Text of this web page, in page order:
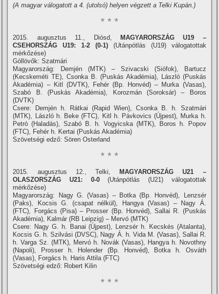
(A magyar válogatott a 4. (utolsó) helyen végzett a Telki Kupán.)
* * *
2015. augusztus 11., Diósd,
MAGYARORSZÁG U19 –
CSEHORSZÁG U19: 1-2 (0-1) (Utánpótlás (U19) válogatottak
mérkőzése)
Góllövők: Szatmári
Magyarország: Demjén (MTK) – Szivacski (Siófok), Bartucz
(Kecskeméti TE), Csonka B. (Puskás Akadémia), László (Puskás
Akadémia) – Kitl (DVTK), Fehér (Bp. Honvéd) – Murka (Vasas),
Szabó B. (Puskás Akadémia), Korozmán (Soroksár) – Boros
(DVTK)
Csere: Demjén h. Rátkai (Rapid Wien), Csonka B. h. Szatmári
(MTK), László h. Beke (FTC), Kitl h. Pávkovics (Újpest), Murka h.
Petró (Haladás), Szabó B. h. Vogyicska (MTK), Boros h. Popov
(FTC), Fehér h. Kertai (Puskás Akadémia)
Szövetségi edző: Sören Osterland
* * *
2015. augusztus 12., Telki,
MAGYARORSZÁG U21 –
OLASZORSZÁG U21: 0-0(Utánpótlás (U21) válogatottak
mérkőzése)
Magyarország: Nagy G. (Vasas) – Botka (Bp. Honvéd), Lenzsér
(Paks), Kocsis G. (csapat nélkül), Hangya (Vasas) – Nagy Á.
(FTC), Forgács (Pisa) – Prosser (Bp. Honvéd), Sallai R. (Puskás
Akadémia), Kalmár (RB Leipzig) – Mervó (MTK)
Csere: Nagy G. h. Banai (Újpest), Lenzsér h. Kecskés (Atalanta),
Kocsis G. h. Szilvási (DVSC), Nagy Á. h. Vida M. (Vasas), Sallai R.
h. Varga Sz. (MTK), Mervó h. Novák (Vasas), Hangya h. Novothny
(Napoli), Prosser h. Holender (Bp. Honvéd), Botka h. Osváth
(Vasas), Forgács h. Haris Attila (FTC)
Szövetségi edző: Robert Kilin
* * *